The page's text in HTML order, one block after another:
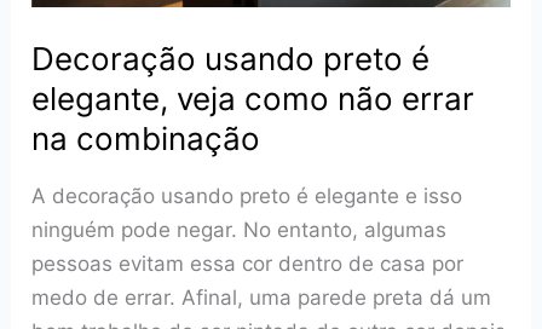
Decoração usando preto é
elegante, veja como não errar
na combinação
A decoração usando preto é elegante e isso
ninguém pode negar. No entanto, algumas
pessoas evitam essa cor dentro de casa por
medo de errar. Afinal, uma parede preta dá um